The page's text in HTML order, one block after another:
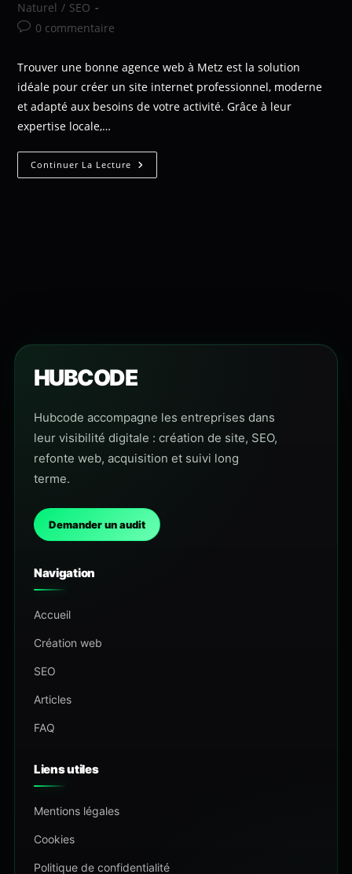
Naturel / SEO
0 commentaire
Trouver une bonne agence web à Metz est la solution
idéale pour créer un site internet professionnel, moderne
et adapté aux besoins de votre activité. Grâce à leur
expertise locale,…
Continuer La Lecture
HUBCODE
Hubcode accompagne les entreprises dans
leur visibilité digitale : création de site, SEO,
refonte web, acquisition et suivi long
terme.
Demander un audit
Navigation
Accueil
Création web
SEO
Articles
FAQ
Liens utiles
Mentions légales
Cookies
Politique de confidentialité